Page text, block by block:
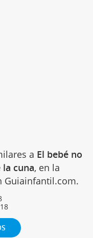
a El bebé no
cuna, en la
Guiainfantil.com.